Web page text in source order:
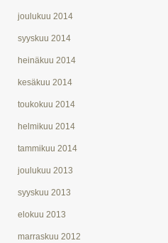
joulukuu 2014
syyskuu 2014
heinäkuu 2014
kesäkuu 2014
toukokuu 2014
helmikuu 2014
tammikuu 2014
joulukuu 2013
syyskuu 2013
elokuu 2013
marraskuu 2012